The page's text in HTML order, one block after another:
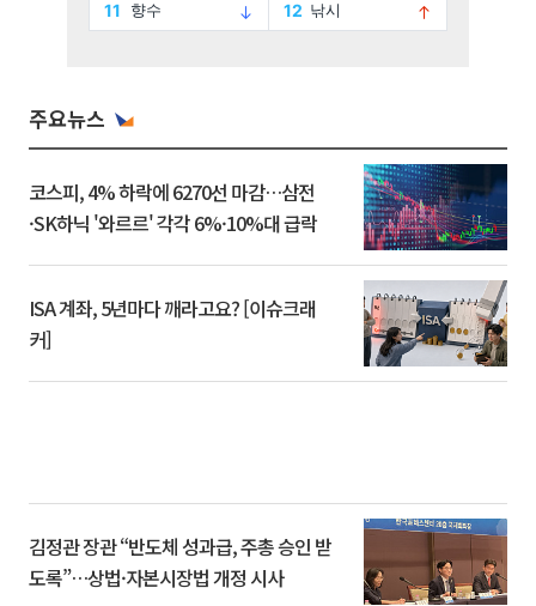
주요뉴스
코스피, 4% 하락에 6270선 마감…삼전
·SK하닉 '와르르' 각각 6%·10%대 급락
ISA 계좌, 5년마다 깨라고요? [이슈크래
커]
김정관 장관 “반도체 성과급, 주총 승인 받
도록”…상법·자본시장법 개정 시사